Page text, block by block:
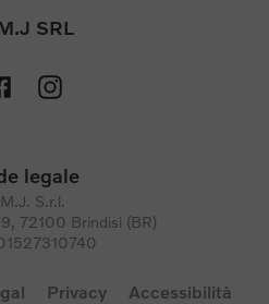
SRL
legale
S.r.l.
72100 Brindisi (BR)
Privacy Accessibilità